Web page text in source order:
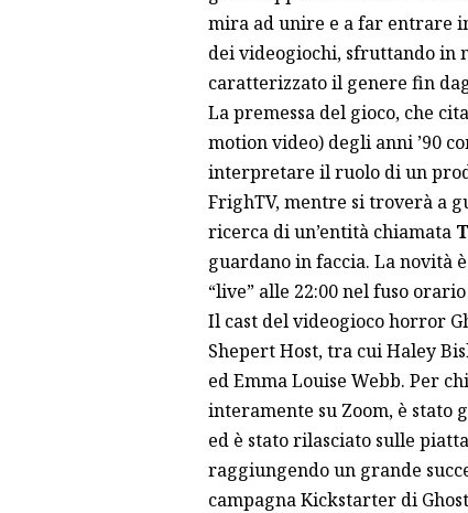
mira ad unire e a far entrare
dei videogiochi, sfruttando in
caratterizzato il genere fin
La premessa del gioco, che
motion video) degli anni ’90
interpretare il ruolo di un
FrighTV, mentre si troverà a
ricerca di un’entità chiamata
guardano in faccia. La novità
“live” alle 22:00 nel fuso
Il cast del videogioco horror
Shepert Host, tra cui Haley
ed Emma Louise Webb. Per
interamente su Zoom, è stato
ed è stato rilasciato sulle
raggiungendo un grande
campagna Kickstarter di